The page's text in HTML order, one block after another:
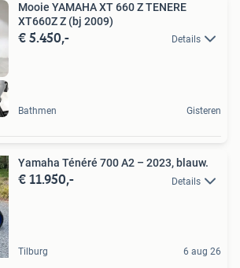
Mooie YAMAHA XT 660 Z TENERE
XT660Z Z (bj 2009)
€ 5.450,- Details
Bathmen Gisteren
Yamaha Ténéré 700 A2 – 2023, blauw.
€ 11.950,- Details
Tilburg 6 aug 26